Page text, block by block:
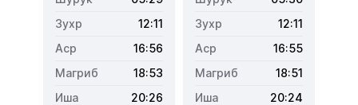
12:11
16:56
18:53
20:26
12:11
16:55
18:51
20:24